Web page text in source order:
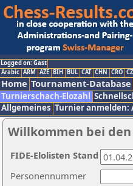
Logged on: Gast
Arabic ARM AZE BIH BUL CAT CHN CRO
Home Tournament-Database
Turnierschach-Elozahl
Allgemeines Turnier anmelden:
Willkommen bei
Personennummer
FIDE-Elolisten Stand